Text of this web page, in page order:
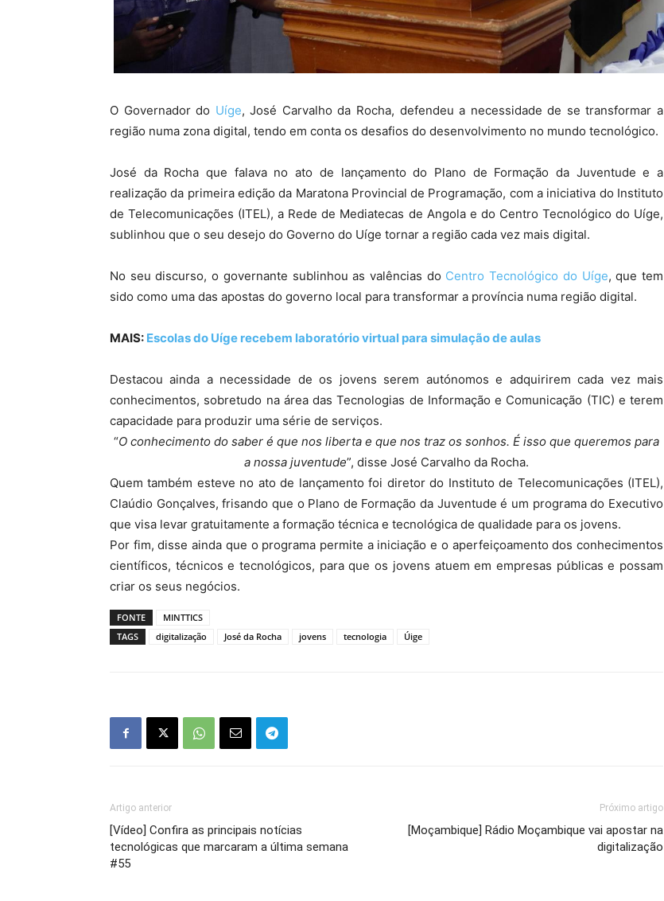
O Governador do Uíge, José Carvalho da Rocha, defendeu a necessidade de se transformar a
região numa zona digital, tendo em conta os desafios do desenvolvimento no mundo tecnológico.
José da Rocha que falava no ato de lançamento do Plano de Formação da Juventude e a
realização da primeira edição da Maratona Provincial de Programação, com a iniciativa do Instituto
de Telecomunicações (ITEL), a Rede de Mediatecas de Angola e do Centro Tecnológico do Uíge,
sublinhou que o seu desejo do Governo do Uíge tornar a região cada vez mais digital.
No seu discurso, o governante sublinhou as valências do Centro Tecnológico do Uíge, que tem
sido como uma das apostas do governo local para transformar a província numa região digital.
MAIS: Escolas do Uíge recebem laboratório virtual para simulação de aulas
Destacou ainda a necessidade de os jovens serem autónomos e adquirirem cada vez mais
conhecimentos, sobretudo na área das Tecnologias de Informação e Comunicação (TIC) e terem
capacidade para produzir uma série de serviços.
“O conhecimento do saber é que nos liberta e que nos traz os sonhos. É isso que queremos para
a nossa juventude”, disse José Carvalho da Rocha.
Quem também esteve no ato de lançamento foi diretor do Instituto de Telecomunicações (ITEL),
Claúdio Gonçalves, frisando que o Plano de Formação da Juventude é um programa do Executivo
que visa levar gratuitamente a formação técnica e tecnológica de qualidade para os jovens.
Por fim, disse ainda que o programa permite a iniciação e o aperfeiçoamento dos conhecimentos
científicos, técnicos e tecnológicos, para que os jovens atuem em empresas públicas e possam
criar os seus negócios.
FONTE
MINTTICS
TAGS
digitalização José da Rocha jovens tecnologia Úige
Artigo anterior
[Vídeo] Confira as principais notícias
tecnológicas que marcaram a última semana
#55
Próximo artigo
[Moçambique] Rádio Moçambique vai apostar na
digitalização